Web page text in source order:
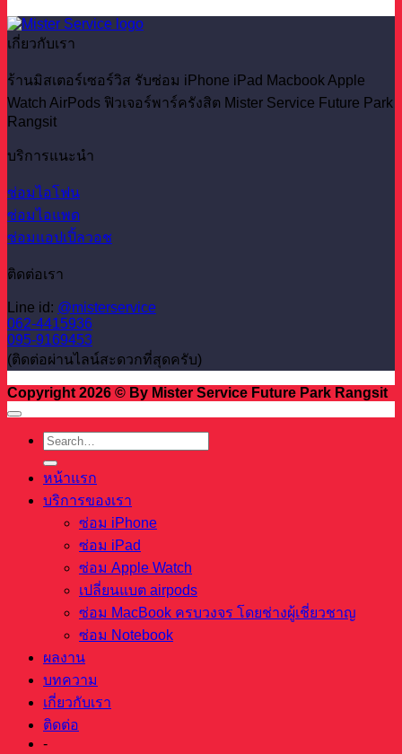
เกี่ยวกับเรา
ร้านมิสเตอร์เซอร์วิส รับซ่อม iPhone iPad Macbook Apple
Watch AirPods ฟิวเจอร์พาร์ครังสิต Mister Service Future Park
Rangsit
บริการแนะนำ
ซ่อมไอโฟน
ซ่อมไอแพด
ซ่อมแอปเปิ้ลวอช
ติดต่อเรา
Line id: @misterservice
062-4415936
095-9169453
(ติดต่อผ่านไลน์สะดวกที่สุดครับ)
Copyright 2026 © By Mister Service Future Park Rangsit
หน้าแรก
บริการของเรา
ซ่อม iPhone
ซ่อม iPad
ซ่อม Apple Watch
เปลี่ยนแบต airpods
ซ่อม MacBook ครบวงจร โดยช่างผู้เชี่ยวชาญ
ซ่อม Notebook
ผลงาน
บทความ
เกี่ยวกับเรา
ติดต่อ
-